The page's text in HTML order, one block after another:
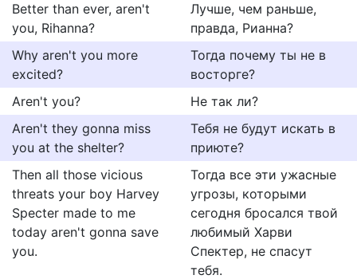
Better than ever, aren't
you, Rihanna?
Лучше, чем раньше,
правда, Рианна?
Why aren't you more
excited?
Тогда почему ты не в
восторге?
Aren't you?
Не так ли?
Aren't they gonna miss
you at the shelter?
Тебя не будут искать в
приюте?
Then all those vicious
threats your boy Harvey
Specter made to me
today aren't gonna save
you.
Тогда все эти ужасные
угрозы, которыми
сегодня бросался твой
любимый Харви
Спектер, не спасут
тебя.